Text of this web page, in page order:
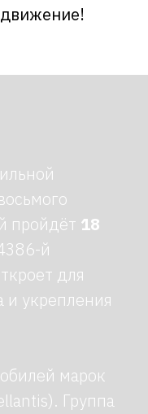
пройдёт 18
й
для
укрепления
марок
Группа